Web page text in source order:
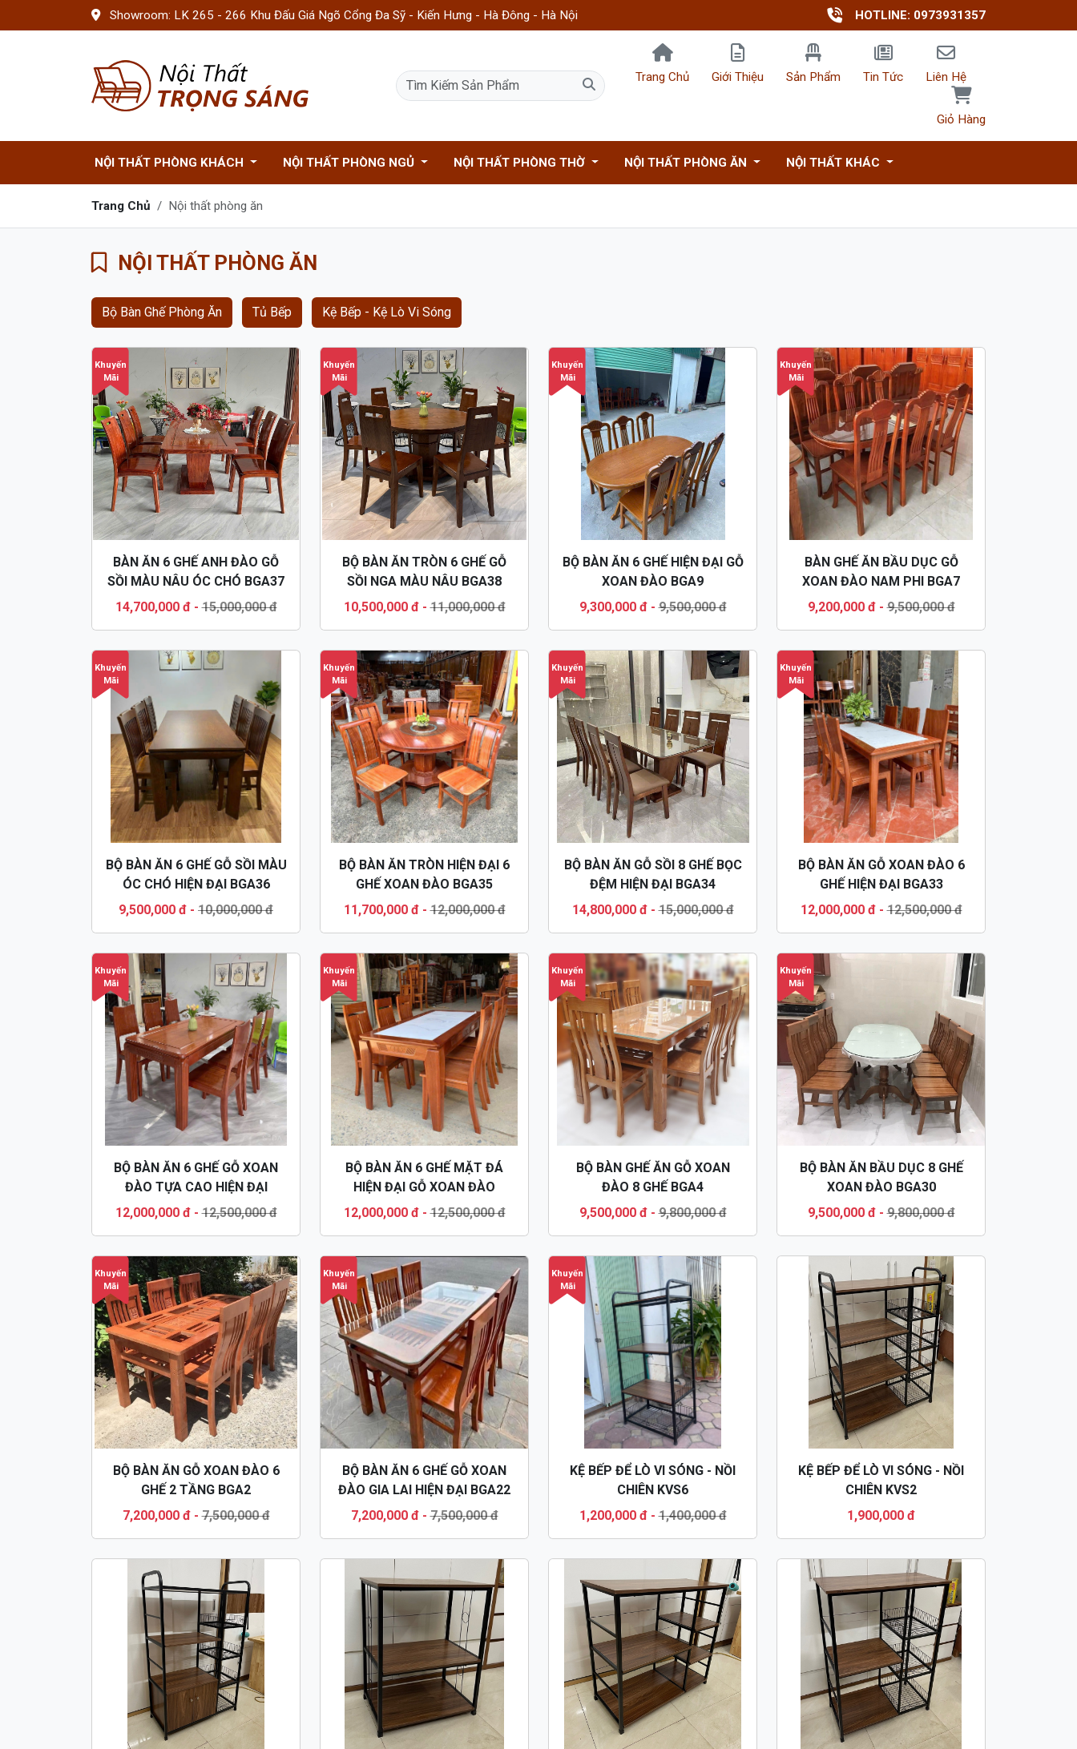
Showroom: LK 265 - 266 Khu Đấu Giá Ngõ Cổng Đa Sỹ - Kiến Hưng - Hà Đông - Hà Nội HOTLINE: 0973931357
Trang Chủ Giới Thiệu Sản Phẩm Tin Tức Liên Hệ
Giỏ Hàng
NỘI THẤT PHÒNG KHÁCH NỘI THẤT PHÒNG NGỦ NỘI THẤT PHÒNG THỜ NỘI THẤT PHÒNG ĂN NỘI THẤT KHÁC
Trang Chủ Nội thất phòng ăn
NỘI THẤT PHÒNG ĂN
Bộ Bàn Ghế Phòng Ăn Tủ Bếp Kệ Bếp - Kệ Lò Vi Sóng
Khuyến
Mãi
BÀN ĂN 6 GHẾ ANH ĐÀO GỖ
SỒI MÀU NÂU ÓC CHÓ BGA37
14,700,000 đ-15,000,000 đ
Khuyến
Mãi
BỘ BÀN ĂN TRÒN 6 GHẾ GỖ
SỒI NGA MÀU NÂU BGA38
10,500,000 đ-11,000,000 đ
Khuyến
Mãi
BỘ BÀN ĂN 6 GHẾ HIỆN ĐẠI GỖ
XOAN ĐÀO BGA9
9,300,000 đ-9,500,000 đ
Khuyến
Mãi
BÀN GHẾ ĂN BẦU DỤC GỖ
XOAN ĐÀO NAM PHI BGA7
9,200,000 đ-9,500,000 đ
Khuyến
Mãi
BỘ BÀN ĂN 6 GHẾ GỖ SỒI MÀU
ÓC CHÓ HIỆN ĐẠI BGA36
9,500,000 đ - 10,000,000 đ
Khuyến
Mãi
BỘ BÀN ĂN TRÒN HIỆN ĐẠI 6
GHẾ XOAN ĐÀO BGA35
11,700,000 đ-12,000,000 đ
Khuyến
Mãi
BỘ BÀN ĂN GỖ SỒI 8 GHẾ BỌC
ĐỆM HIỆN ĐẠI BGA34
14,800,000 đ-15,000,000 đ
Khuyến
Mãi
BỘ BÀN ĂN GỖ XOAN ĐÀO 6
GHẾ HIỆN ĐẠI BGA33
12,000,000 đ-12,500,000 đ
Khuyến
Mãi
BỘ BÀN ĂN 6 GHẾ GỖ XOAN
ĐÀO TỰA CAO HIỆN ĐẠI
BGA31
12,000,000 đ-12,500,000 đ
Khuyến
Mãi
BỘ BÀN ĂN 6 GHẾ MẶT ĐÁ
HIỆN ĐẠI GỖ XOAN ĐÀO
BGA32
12,000,000 đ-12,500,000 đ
Khuyến
Mãi
BỘ BÀN GHẾ ĂN GỖ XOAN
ĐÀO 8 GHẾ BGA4
9,500,000 đ-9,800,000 đ
Khuyến
Mãi
BỘ BÀN ĂN BẦU DỤC 8 GHẾ
XOAN ĐÀO BGA30
9,500,000 đ-9,800,000 đ
Khuyến
Mãi
BỘ BÀN ĂN GỖ XOAN ĐÀO 6
GHẾ 2 TẦNG BGA2
7,200,000 đ-7,500,000 đ
Khuyến
Mãi
BỘ BÀN ĂN 6 GHẾ GỖ XOAN
ĐÀO GIA LAI HIỆN ĐẠI BGA22
7,200,000 đ-7,500,000 đ
Khuyến
Mãi
KỆ BẾP ĐỂ LÒ VI SÓNG - NỒI
CHIÊN KVS6
1,200,000 đ-1,400,000 đ
KỆ BẾP ĐỂ LÒ VI SÓNG - NỒI
CHIÊN KVS2
1,900,000 đ